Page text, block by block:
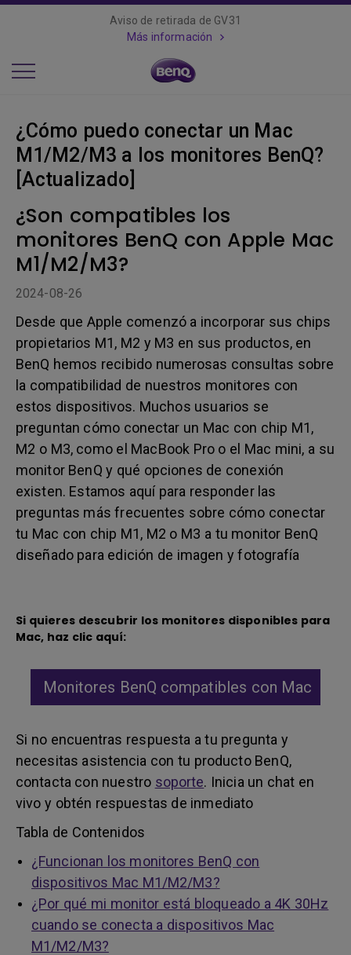
Aviso de retirada de GV31
Más información
¿Cómo puedo conectar un Mac
M1/M2/M3 a los monitores BenQ?
[Actualizado]
¿Son compatibles los
monitores BenQ con Apple Mac
M1/M2/M3?
2024-08-26
Desde que Apple comenzó a incorporar sus chips
propietarios M1, M2 y M3 en sus productos, en
BenQ hemos recibido numerosas consultas sobre
la compatibilidad de nuestros monitores con
estos dispositivos. Muchos usuarios se
preguntan cómo conectar un Mac con chip M1,
M2 o M3, como el MacBook Pro o el Mac mini, a su
monitor BenQ y qué opciones de conexión
existen. Estamos aquí para responder las
preguntas más frecuentes sobre cómo conectar
tu Mac con chip M1, M2 o M3 a tu monitor BenQ
diseñado para edición de imagen y fotografía
Si quieres descubrir los monitores disponibles para
Mac, haz clic aquí:
Monitores BenQ compatibles con Mac
Si no encuentras respuesta a tu pregunta y
necesitas asistencia con tu producto BenQ,
contacta con nuestro soporte. Inicia un chat en
vivo y obtén respuestas de inmediato
Tabla de Contenidos
¿Funcionan los monitores BenQ con
dispositivos Mac M1/M2/M3?
¿Por qué mi monitor está bloqueado a 4K 30Hz
cuando se conecta a dispositivos Mac
M1/M2/M3?